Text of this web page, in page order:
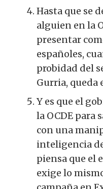
Hasta que se
alguien en la
presentar
españoles,
probidad del
Gurria, queda
Y es que el
la OCDE para
con una
inteligencia
piensa que el
exige lo